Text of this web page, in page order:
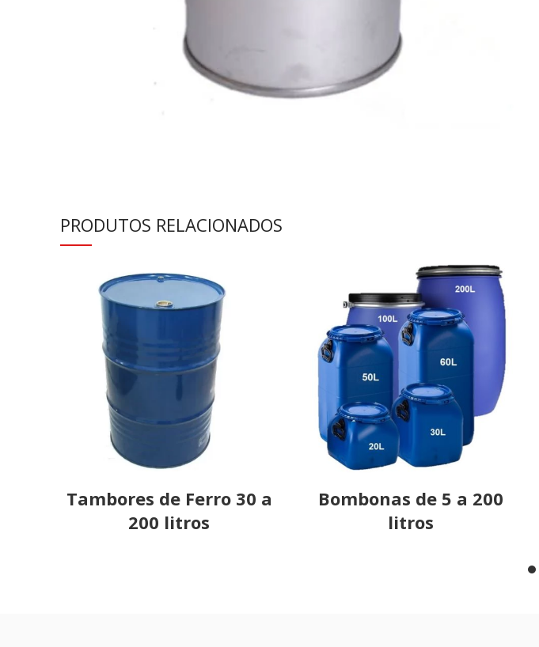
PRODUTOS RELACIONADOS
Tambores de Ferro 30 a
200 litros
Bombonas de 5 a 200
litros